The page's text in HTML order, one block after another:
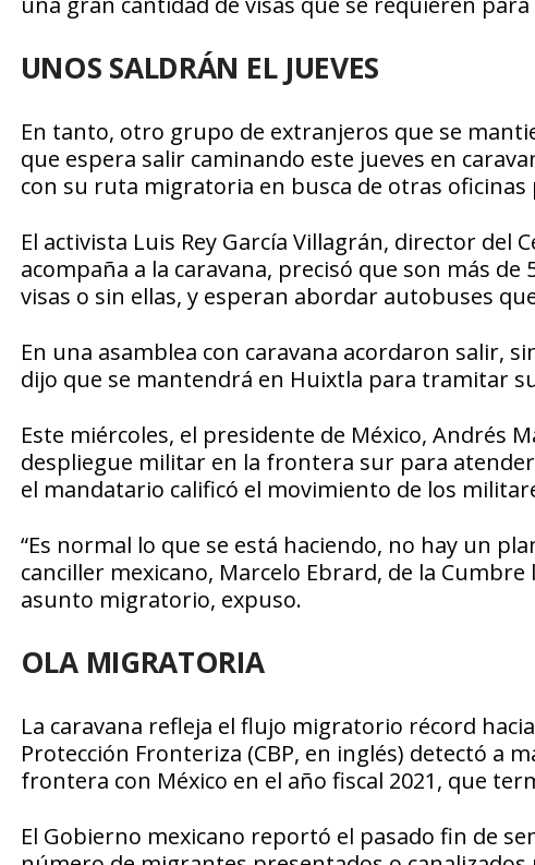
UNOS SALDRÁN EL JUEVES
En tanto, otro grupo de extranjeros que se
que espera salir caminando este jueves en
con su ruta migratoria en busca de otras
El activista Luis Rey García Villagrán, director del
acompaña a la caravana, precisó que son más
visas o sin ellas, y esperan abordar autobuses
En una asamblea con caravana acordaron salir,
dijo que se mantendrá en Huixtla para tramitar
Este miércoles, el presidente de México, Andrés
despliegue militar en la frontera sur para
el mandatario calificó el movimiento de los
“Es normal lo que se está haciendo, no hay un
canciller mexicano, Marcelo Ebrard, de la
asunto migratorio, expuso.
OLA MIGRATORIA
La caravana refleja el flujo migratorio récord
Protección Fronteriza (CBP, en inglés) detectó a
frontera con México en el año fiscal 2021, que
El Gobierno mexicano reportó el pasado fin de